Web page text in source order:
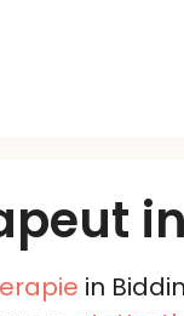
in